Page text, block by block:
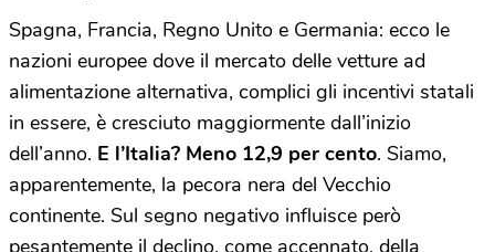
Spagna, Francia, Regno Unito e Germania: ecco le
nazioni europee dove il mercato delle vetture ad
alimentazione alternativa, complici gli incentivi statali
in essere, è cresciuto maggiormente dall’inizio
dell’anno. E l’Italia? Meno 12,9 per cento. Siamo,
apparentemente, la pecora nera del Vecchio
continente. Sul segno negativo influisce però
pesantemente il declino, come accennato, della